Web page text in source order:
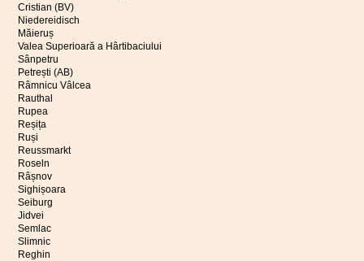
Cristian (BV)
Niedereidisch
Măieruș
Valea Superioară a Hârtibaciului
Sânpetru
Petrești (AB)
Râmnicu Vâlcea
Rauthal
Rupea
Reșița
Ruși
Reussmarkt
Roseln
Râșnov
Sighișoara
Seiburg
Jidvei
Semlac
Slimnic
Reghin